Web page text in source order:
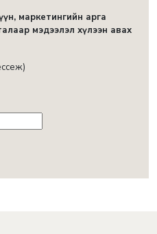
маркетингийн арга
мэдээлэл хүлээн авах